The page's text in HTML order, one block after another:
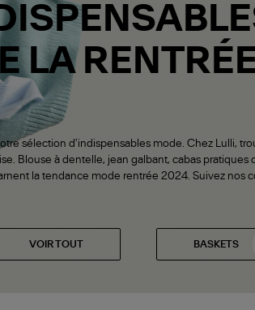
LA
sélection d'indispensables mode. Chez Lulli,
Blouse à dentelle, jean galbant, cabas pratiques
la tendance mode rentrée 2024. Suivez nos
VOIR TOUT BASKETS